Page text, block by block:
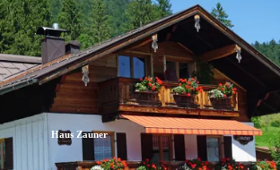
Zum
Inhalt
Zur
Suche
Zum
Footer
Haus Zauner